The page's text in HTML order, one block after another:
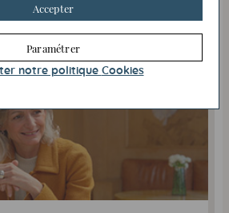
Accepter
Paramétrer
notre politique Cookies